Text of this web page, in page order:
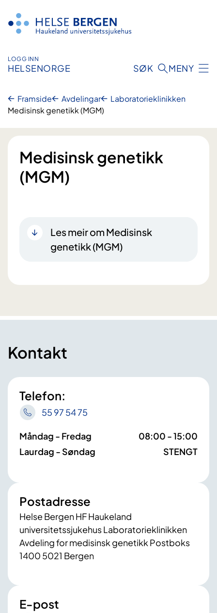
innhald
LOGG INN
HELSENORGE SØK MENY
Framside Avdelingar
Laboratorie­klinikken
Medisinsk genetikk (MGM)
Medisinsk genetikk
(MGM)
Les meir om Medisinsk
genetikk (MGM)
Kontakt
Telefon:
55 97 54 75
Måndag - Fredag
08:00 - 15:00
Laurdag - Søndag
STENGT
Postadresse
Helse Bergen HF Haukeland
universitetssjukehus Laboratorieklinikken
Avdeling for medisinsk genetikk Postboks
1400 5021 Bergen
E-post